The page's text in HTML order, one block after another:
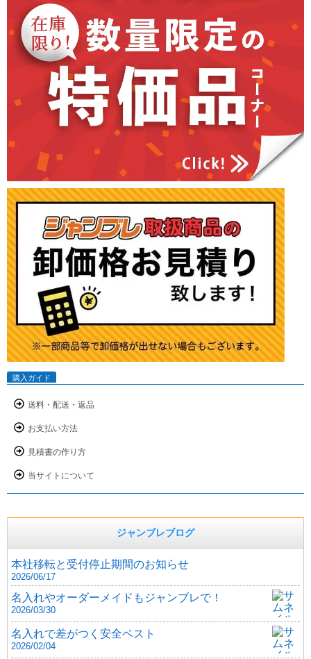
購入ガイド
送料・配送・返品
お支払い方法
見積書の作り方
当サイトについて
ジャンブレブログ
本社移転と受付停止期間のお知らせ
2026/06/17
名入れやオーダーメイドもジャンブレで！
2026/03/30
名入れで差がつく安全ベスト
2026/02/04